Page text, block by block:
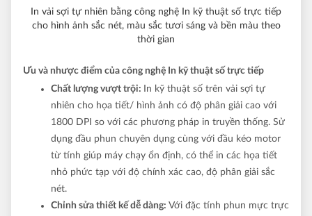
In vải sợi tự nhiên bằng công nghệ In kỹ thuật số trực tiếp
cho hình ảnh sắc nét, màu sắc tươi sáng và bền màu theo
thời gian
Ưu và nhược điểm của công nghệ In kỹ thuật số trực tiếp
Chất lượng vượt trội:
In kỹ thuật số trên vải sợi tự
nhiên cho họa tiết/ hình ảnh có độ phân giải cao với
1800 DPI so với các phương pháp in truyền thống. Sử
dụng đầu phun chuyên dụng cùng với đầu kéo motor
từ tính giúp máy chạy ổn định, có thể in các họa tiết
nhỏ phức tạp với độ chính xác cao, độ phân giải sắc
nét.
Chỉnh sửa thiết kế dễ dàng: Với đặc tính phun mực trực